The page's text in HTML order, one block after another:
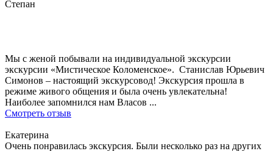
Степан
Мы с женой побывали на индивидуальной экскурсии
экскурсии «Мистическое Коломенское». Станислав Юрьевич
Симонов – настоящий экскурсовод! Экскурсия прошла в
режиме живого общения и была очень увлекательна!
Наиболее запомнился нам Власов ...
Смотреть отзыв
Екатерина
Очень понравилась экскурсия. Были несколько раз на других